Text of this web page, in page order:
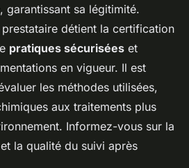
garantissant sa légitimité.
détient la certification
pratiques sécurisées et
en vigueur. Il est
les méthodes utilisées,
aux traitements plus
Informez-vous sur la
et la qualité du suivi après